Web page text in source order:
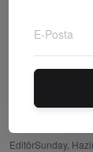
EditörSunday,